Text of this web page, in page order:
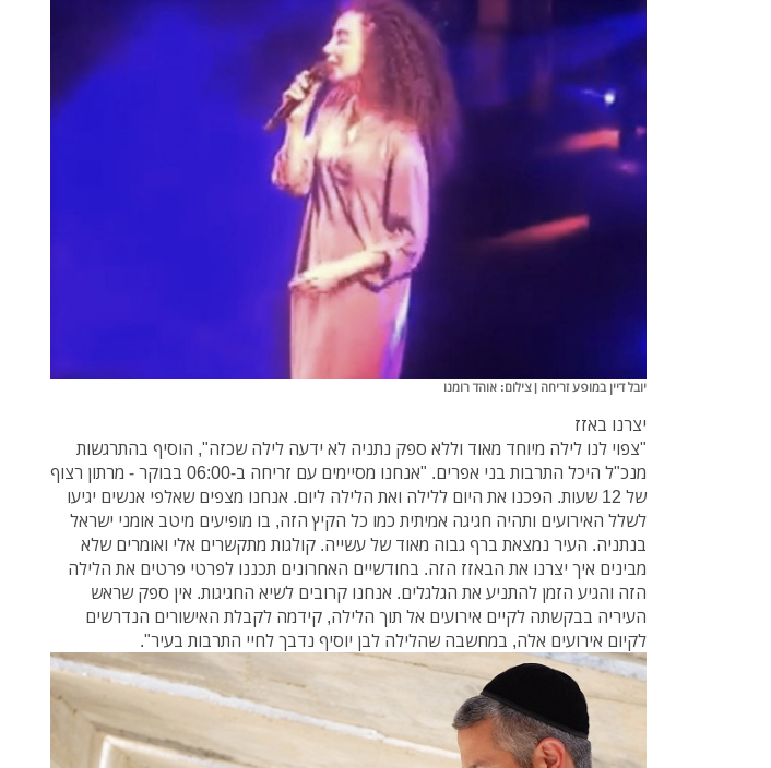
יובל דיין במופע זריחה | צילום: אוהד רומנו
יצרנו באזז
"צפוי לנו לילה מיוחד מאוד וללא ספק נתניה לא ידעה לילה שכזה", הוסיף בהתרגשות
מנכ"ל היכל התרבות בני אפרים. "אנחנו מסיימים עם זריחה ב-06:00 בבוקר - מרתון רצוף
של 12 שעות. הפכנו את היום ללילה ואת הלילה ליום. אנחנו מצפים שאלפי אנשים יגיעו
לשלל האירועים ותהיה חגיגה אמיתית כמו כל הקיץ הזה, בו מופיעים מיטב אומני ישראל
בנתניה. העיר נמצאת ברף גבוה מאוד של עשייה. קולגות מתקשרים אלי ואומרים שלא
מבינים איך יצרנו את הבאזז הזה. בחודשיים האחרונים תכננו לפרטי פרטים את הלילה
הזה והגיע הזמן להתניע את הגלגלים. אנחנו קרובים לשיא החגיגות. אין ספק שראש
העיריה בבקשתה לקיים אירועים אל תוך הלילה, קידמה לקבלת האישורים הנדרשים
לקיום אירועים אלה, במחשבה שהלילה לבן יוסיף נדבך לחיי התרבות בעיר".